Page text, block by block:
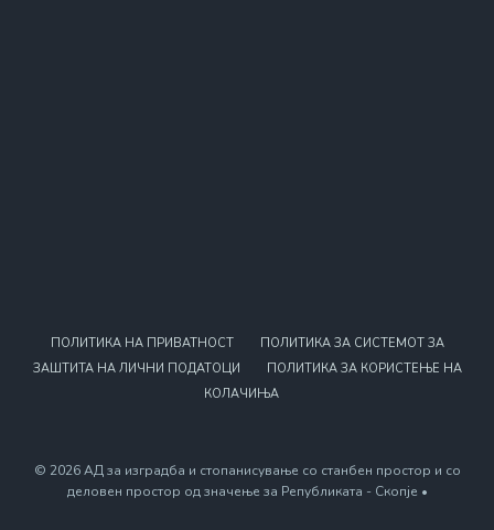
ПОЛИТИКА НА ПРИВАТНОСТ
ПОЛИТИКА ЗА СИСТЕМОТ ЗА
ЗАШТИТА НА ЛИЧНИ ПОДАТОЦИ
ПОЛИТИКА ЗА КОРИСТЕЊЕ НА
КОЛАЧИЊА
© 2026 АД за изградба и стопанисување со станбен простор и со
деловен простор од значење за Републиката - Скопје •